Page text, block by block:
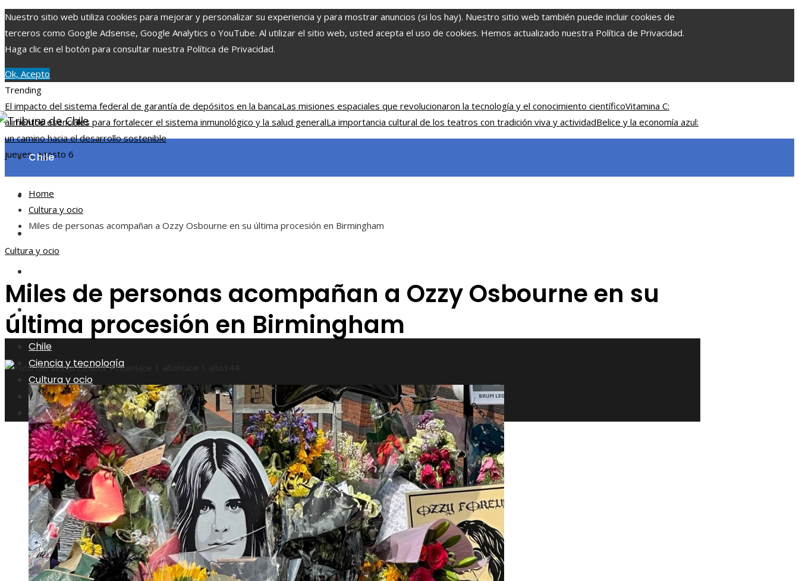
Nuestro sitio web utiliza cookies para mejorar y personalizar su experiencia y para mostrar anuncios (si los hay). Nuestro sitio web también puede incluir cookies de
terceros como Google Adsense, Google Analytics o YouTube. Al utilizar el sitio web, usted acepta el uso de cookies. Hemos actualizado nuestra Política de Privacidad.
Haga clic en el botón para consultar nuestra Política de Privacidad.
Ok, Acepto
Trending
El impacto del sistema federal de garantía de depósitos en la bancaLas misiones espaciales que revolucionaron la tecnología y el conocimiento científicoVitamina C:
alimentos esenciales para fortalecer el sistema inmunológico y la salud generalLa importancia cultural de los teatros con tradición viva y actividadBelice y la economía azul:
un camino hacia el desarrollo sostenible
jueves, agosto 6
Chile
Ciencia y tecnología
Cultura y ocio
Inversiones y negocios
Chile
Ciencia y tecnología
Cultura y ocio
Responsabilidad social
Inversiones y negocios
Home
Cultura y ocio
Miles de personas acompañan a Ozzy Osbourne en su última procesión en Birmingham
Cultura y ocio
Miles de personas acompañan a Ozzy Osbourne en su
última procesión en Birmingham
Eleanor Price Hace 1 año Hace 1 año